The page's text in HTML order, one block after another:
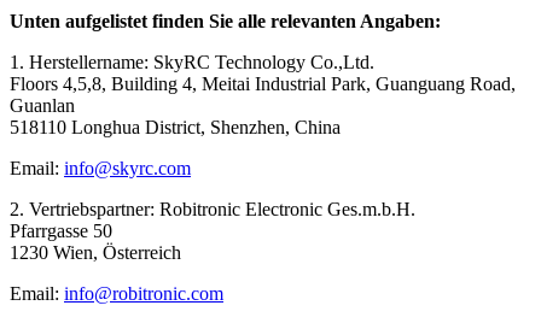
Unten aufgelistet finden Sie alle relevanten Angaben:
1. Herstellername: SkyRC Technology Co.,Ltd.
Floors 4,5,8, Building 4, Meitai Industrial Park, Guanguang Road,
Guanlan
518110 Longhua District, Shenzhen, China
Email: info@skyrc.com
2. Vertriebspartner: Robitronic Electronic Ges.m.b.H.
Pfarrgasse 50
1230 Wien, Österreich
Email: info@robitronic.com